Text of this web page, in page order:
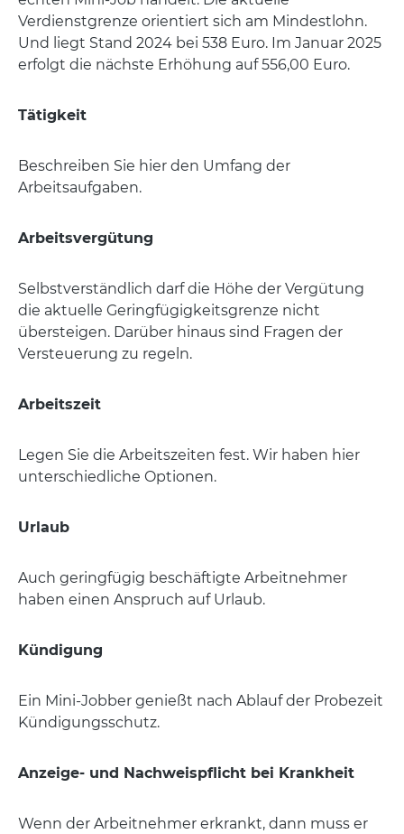
Verdienstgrenze orientiert sich am Mindestlohn.
Und liegt Stand 2024 bei 538 Euro. Im Januar 2025
erfolgt die nächste Erhöhung auf 556,00 Euro.
Tätigkeit
Beschreiben Sie hier den Umfang der
Arbeitsaufgaben.
Arbeitsvergütung
Selbstverständlich darf die Höhe der Vergütung
die aktuelle Geringfügigkeitsgrenze nicht
übersteigen. Darüber hinaus sind Fragen der
Versteuerung zu regeln.
Arbeitszeit
Legen Sie die Arbeitszeiten fest. Wir haben hier
unterschiedliche Optionen.
Urlaub
Auch geringfügig beschäftigte Arbeitnehmer
haben einen Anspruch auf Urlaub.
Kündigung
Ein Mini-Jobber genießt nach Ablauf der Probezeit
Kündigungsschutz.
Anzeige- und Nachweispflicht bei Krankheit
Wenn der Arbeitnehmer erkrankt, dann muss er